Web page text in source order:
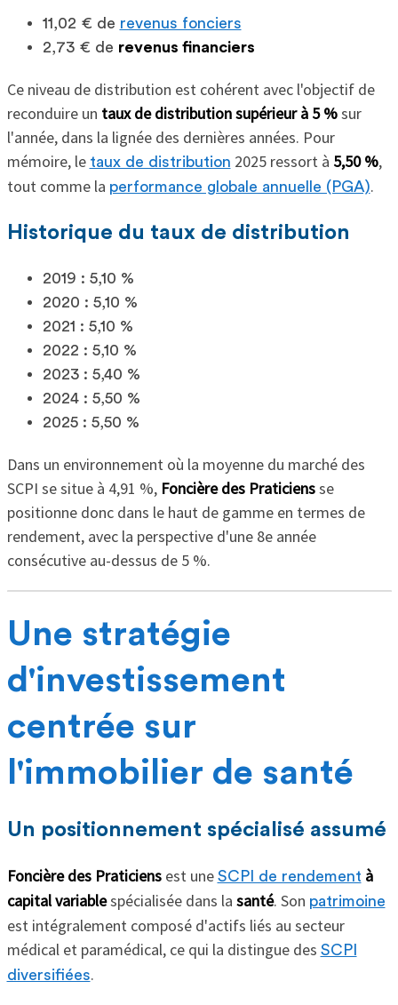
11,02 € de revenus fonciers
2,73 € de revenus financiers
Ce niveau de distribution est cohérent avec l'objectif de
reconduire un taux de distribution supérieur à 5 %sur
l'année, dans la lignée des dernières années. Pour
mémoire, le taux de distribution 2025 ressort à 5,50 %,
tout comme la performance globale annuelle (PGA).
Historique du taux de distribution
2019 : 5,10 %
2020 : 5,10 %
2021 : 5,10 %
2022 : 5,10 %
2023 : 5,40 %
2024 : 5,50 %
2025 : 5,50 %
Dans un environnement où la moyenne du marché des
SCPI se situe à 4,91 %, Foncière des Praticiensse
positionne donc dans le haut de gamme en termes de
rendement, avec la perspective d'une 8e année
consécutive au-dessus de 5 %.
Une stratégie
d'investissement
centrée sur
l'immobilier de santé
Un positionnement spécialisé assumé
Foncière des Praticiensest une SCPI de rendement à
capital variablespécialisée dans la santé. Son patrimoine
est intégralement composé d'actifs liés au secteur
médical et paramédical, ce qui la distingue des SCPI
diversifiées.